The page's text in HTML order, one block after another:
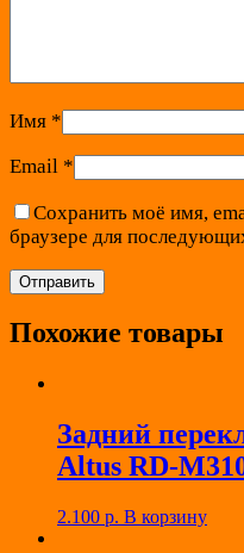
Имя *
Email *
Сохранить моё имя,
браузере для
Похожие товары
Задний
Altus RD-
2.100 р. В корзину